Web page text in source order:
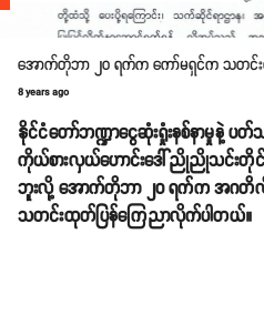
အောက်တိုဘာ ၂၀ ရက်က ကော်မရှင်က သတင်း
8 years ago
နိုင်ငံတော်ဘဏ္ဍာငွေဆုံးရှုံးနစ်နာမှုနဲ့ ပ
ကိုယ်စားလှယ်ဟောင်းဒေါ်ညိုညိုသင်းတို
ဘူးလို့ အောက်တိုဘာ ၂၀ ရက်က အဂတိလို
သတင်းထုတ်ပြန်ကြေညာလိုက်ပါတယ်။